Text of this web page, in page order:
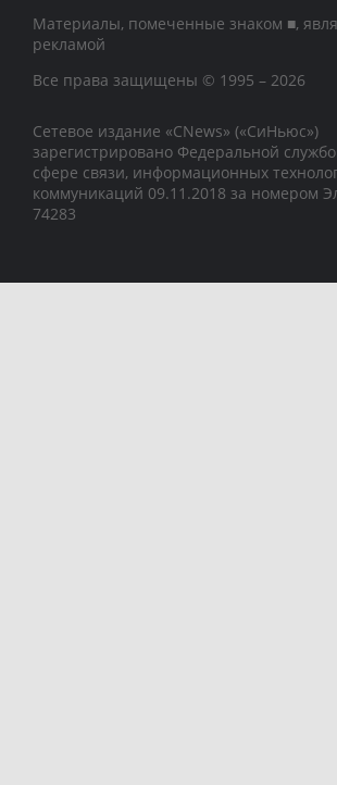
Материалы, помеченные знаком ■,
рекламой
Все права защищены © 1995 – 2026
Сетевое издание «CNews» («СиНьюс»)
зарегистрировано Федеральной
сфере связи, информационных
коммуникаций 09.11.2018 за номером
74283